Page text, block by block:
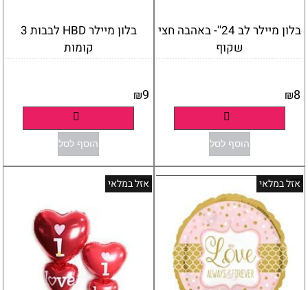
בלון מיילר לב 24''- באהבה חצי
שקוף
₪8
הוסף לסל
בלון מיילר HBD לבבות 3
קומות
₪9
הוסף לסל
אזל במלאי אזל במלאי